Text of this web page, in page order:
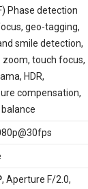
Phase detection
geo-tagging,
smile detection,
zoom, touch focus,
HDR,
compensation,
, Aperture F/2.0,